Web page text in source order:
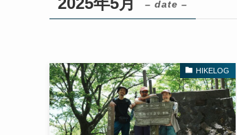
– date –
HIKELOG